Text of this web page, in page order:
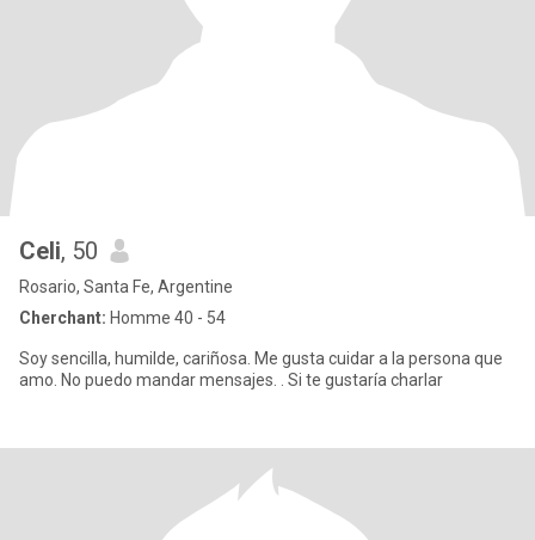
Celi, 50
Rosario, Santa Fe, Argentine
Cherchant: Homme 40 - 54
Soy sencilla, humilde, cariñosa. Me gusta cuidar a la persona que
amo. No puedo mandar mensajes. . Si te gustaría charlar